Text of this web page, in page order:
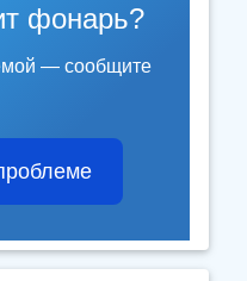
фонарь?
— сообщите